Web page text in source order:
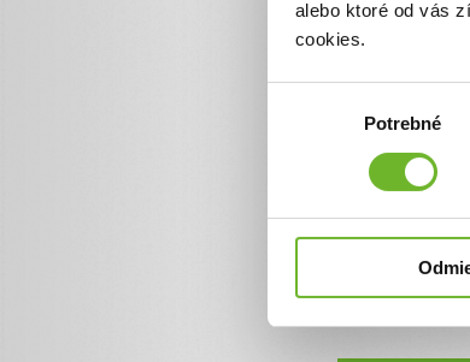
alebo ktoré od vás
cookies.
Potrebné
KS DÚHA
sťahovať do
máme teraz, sa
Ďalšie
D%C3%BAha/
www.domovduha.sk